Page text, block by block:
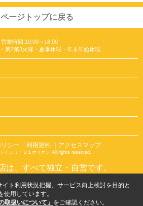
ページトップに戻る
営業時間:10:00～18:00
第2第3火曜・夏季休暇・年末年始休暇
シー 利用規約 ｜アクセスマップ
チュリー２１オリオン All rights reserved.
は、すべて独立・自営です。
ト利用状況把握、サービス向上検討を目的と
用しています。
取扱いについて」 をご確認ください。